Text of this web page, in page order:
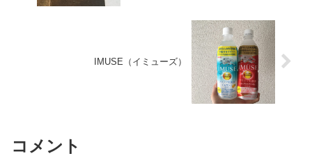
IMUSE（イミューズ）
コメント